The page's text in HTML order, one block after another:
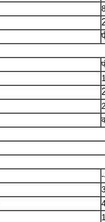
2